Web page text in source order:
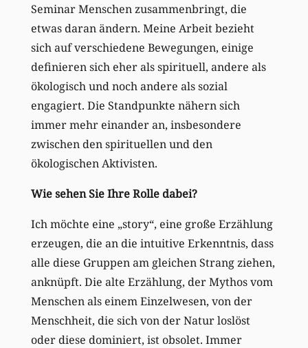
Seminar Menschen zusammenbringt, die
etwas daran ändern. Meine Arbeit bezieht
sich auf verschiedene Bewegungen, einige
definieren sich eher als spirituell, andere als
ökologisch und noch andere als sozial
engagiert. Die Standpunkte nähern sich
immer mehr einander an, insbesondere
zwischen den spirituellen und den
ökologischen Aktivisten.
Wie sehen Sie Ihre Rolle dabei?
Ich möchte eine „story“, eine große Erzählung
erzeugen, die an die intuitive Erkenntnis, dass
alle diese Gruppen am gleichen Strang ziehen,
anknüpft. Die alte Erzählung, der Mythos vom
Menschen als einem Einzelwesen, von der
Menschheit, die sich von der Natur loslöst
oder diese dominiert, ist obsolet. Immer